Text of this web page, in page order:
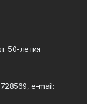
50-летия
e-mail: